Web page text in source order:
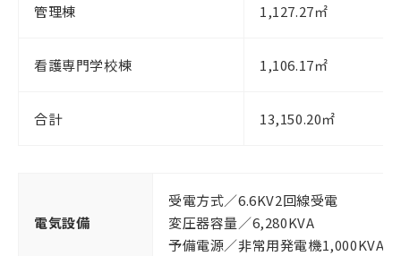
管理棟 1,127.27㎡
看護専門学校棟 1,106.17㎡
合計 13,150.20㎡
電気設備
受電方式／6.6KV2回線受電
変圧器容量／6,280KVA
予備電源／非常用発電機1,000KVA、